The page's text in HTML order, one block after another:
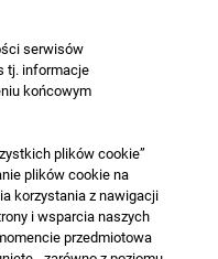
PRIVACY & LEGAL
S.p.A. a sole
Group.
serwisów
tj. informacje
końcowym
plików cookie”
plików cookie na
korzystania z nawigacji
i wsparcia naszych
przedmiotowa